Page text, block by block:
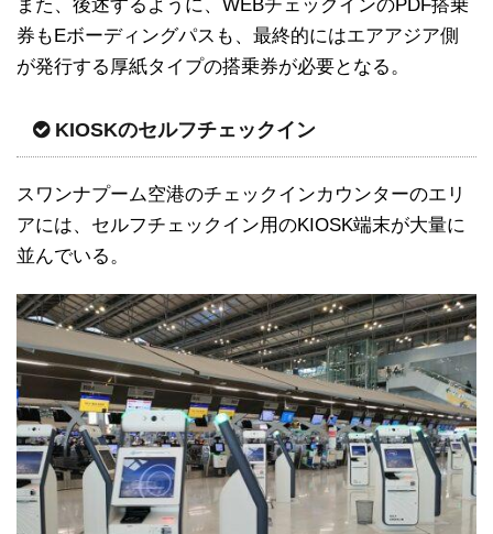
また、後述するように、WEBチェックインのPDF搭乗
券もEボーディングパスも、最終的にはエアアジア側
が発行する厚紙タイプの搭乗券が必要となる。
KIOSKのセルフチェックイン
スワンナプーム空港のチェックインカウンターのエリ
アには、セルフチェックイン用のKIOSK端末が大量に
並んでいる。